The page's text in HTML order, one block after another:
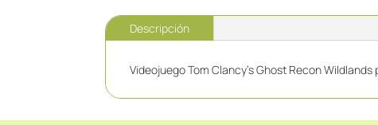
Descripción
Videojuego Tom Clancy's Ghost Recon Wildlands